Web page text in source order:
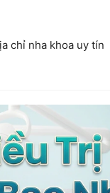
chỉ nha khoa uy tín